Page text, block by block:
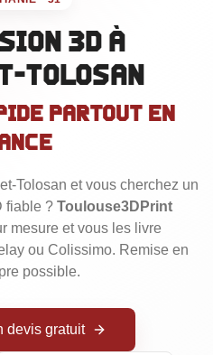
3D à
Tolosan
partout en
Tolosan et vous cherchez un
fiable ? Toulouse3DPrint
mesure et vous les livre
ou Colissimo. Remise en
possible.
devis gratuit